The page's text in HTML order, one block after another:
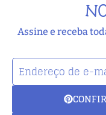
Assine e receba